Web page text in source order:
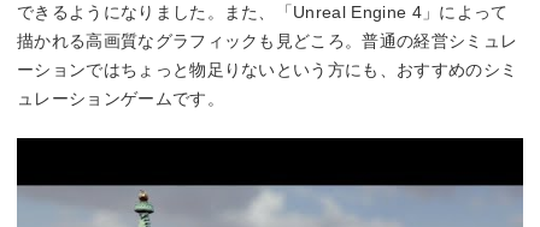
できるようになりました。また、「Unreal Engine 4」によって
描かれる高画質なグラフィックも見どころ。普通の経営シミュレ
ーションではちょっと物足りないという方にも、おすすめのシミ
ュレーションゲームです。